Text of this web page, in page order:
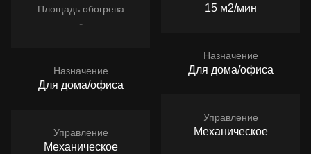
Площадь обогрева
-
Назначение
Для дома/офиса
Управление
Механическое
15 м2/мин
Назначение
Для дома/офиса
Управление
Механическое